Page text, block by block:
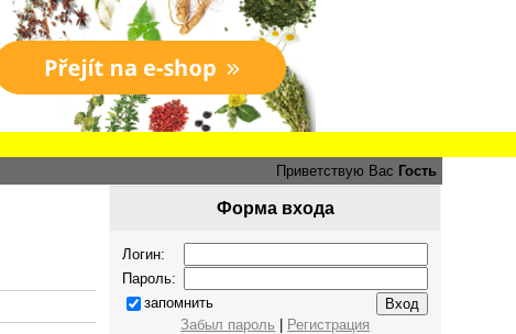
Приветствую Вас Гость
Форма входа
Логин:
Пароль:
запомнить
Забыл пароль
Регистрация